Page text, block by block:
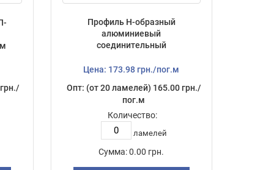
Профиль Н-образный
алюминиевый
соединительный
Цена: 173.98 грн./пог.м
Опт: (от 20 ламелей) 165.00 грн./
пог.м
Количество:
ламелей
Сумма: 0.00 грн.